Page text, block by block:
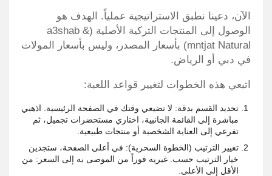
الآن، دعينا نطبق الاستراتيجية عملياً. الهدف هو
الوصول إلى المنتجات التركية الأصلية (a3shab &
mntjat Natural) بأسعار المصدر، وليس بأسعار المولات
في دبي أو الرياض.
اتبعي هذه الخطوات لتغيير قواعد اللعبة:
تحديد القسم بدقة: لا تضيعي وقتك في الصفحة الرئيسية. اذهبي
مباشرة إلى القائمة الجانبية، اختاري مستحضرات تجميل، ثم
تفرعي إلى العناية الشخصية أو منتجات طبيعية.
تغيير الترتيب (الخطوة السحرية): في أعلى الصفحة، ستجدين
خيار الترتيب حسب. غيريه فوراً من الموصى به إلى السعر: من
الأقل إلى الأعلى.